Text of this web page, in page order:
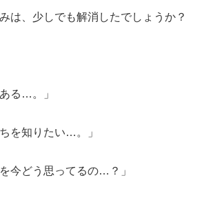
は、少しでも解消したでしょうか？
る…。」
を知りたい…。」
今どう思ってるの…？」